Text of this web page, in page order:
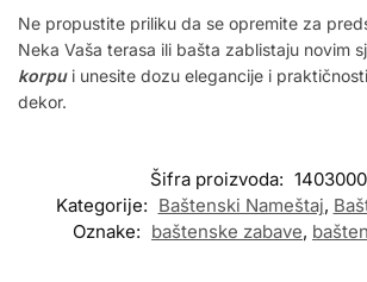
Ne propustite priliku da se opremite za
Neka Vaša terasa ili bašta zablistaju novim
korpui unesite dozu elegancije i
dekor.
Šifra proizvoda:
Kategorije: Baštenski Nameštaj,
Oznake: baštenske zabave,